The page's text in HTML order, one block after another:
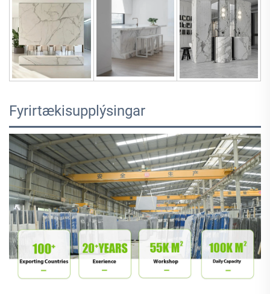
Fyrirtækisupplýsingar